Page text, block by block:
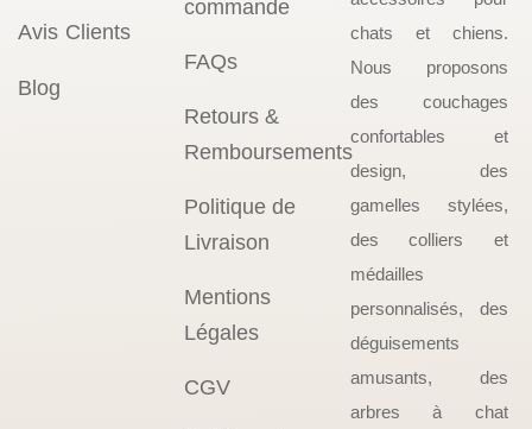
Avis Clients
Blog
commande
FAQs
Retours &
Remboursements
Politique de
Livraison
Mentions
Légales
CGV
chats et chiens.
Nous proposons
des couchages
confortables et
design, des
gamelles stylées,
des colliers et
médailles
personnalisés, des
déguisements
amusants, des
arbres à chat